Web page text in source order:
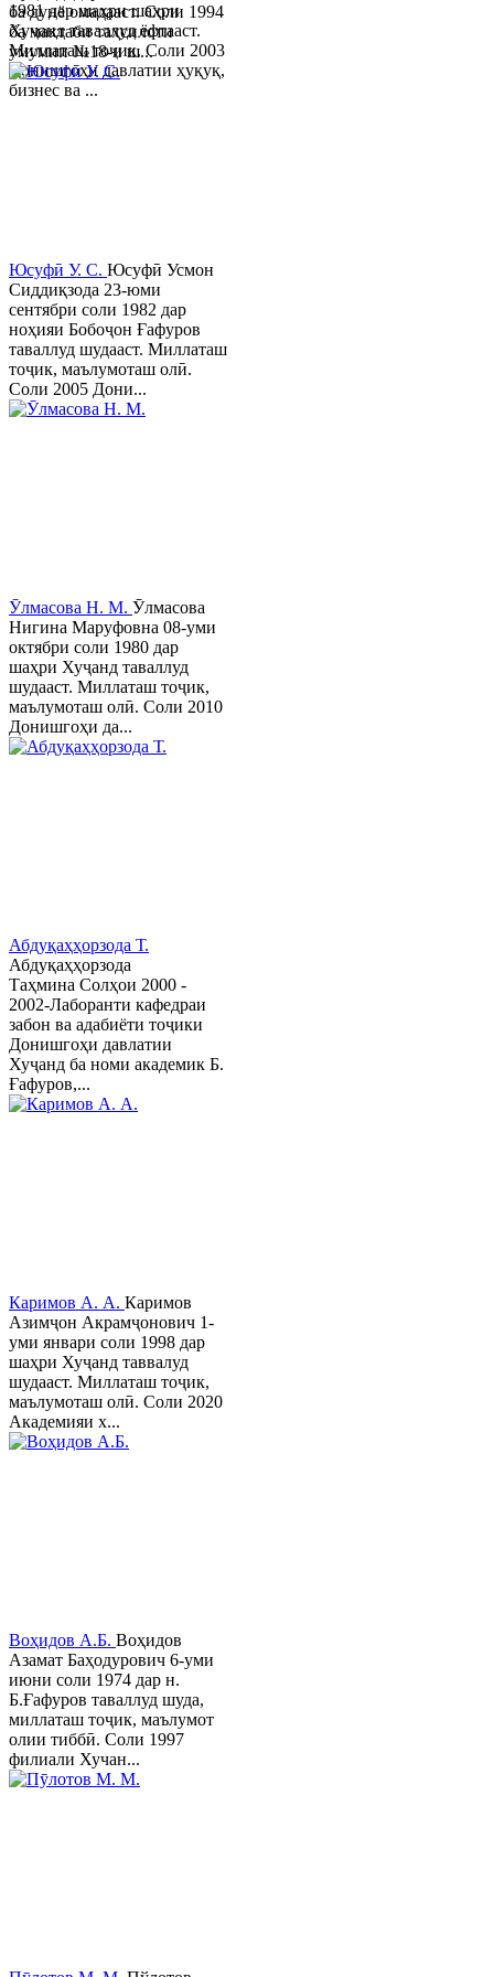
1981 дар шаҳри шаҳри
Хуҷанд таваллуд ёфтааст.
Миллаташ тоҷик. Соли 2003
Донишгоҳи давлатии ҳуқуқ,
бизнес ва ...
ба дунё омадааст. Соли 1994
ба мактаби таҳсилоти
умумии №18-и ш...
Юсуфӣ У. C. Юсуфӣ Усмон
Сиддиқзода 23-юми
сентябри соли 1982 дар
ноҳияи Бобоҷон Ғафуров
таваллуд шудааст. Миллаташ
тоҷик, маълумоташ олӣ.
Соли 2005 Дони...
Ӯлмасова Н. М. Ӯлмасова
Нигина Маруфовна 08-уми
октябри соли 1980 дар
шаҳри Хуҷанд таваллуд
шудааст. Миллаташ тоҷик,
маълумоташ олӣ. Соли 2010
Донишгоҳи да...
Абдуқаҳҳорзода Т.
Абдуқаҳҳорзода
Таҳмина Солҳои 2000 -
2002-Лаборанти кафедраи
забон ва адабиёти тоҷики
Донишгоҳи давлатии
Хуҷанд ба номи академик Б.
Ғафуров,...
Каримов А. А. Каримов
Азимҷон Акрамҷонович 1-
уми январи соли 1998 дар
шаҳри Хуҷанд таввалуд
шудааст. Миллаташ тоҷик,
маълумоташ олӣ. Соли 2020
Академияи х...
Воҳидов А.Б. Воҳидов
Азамат Баҳодурович 6-уми
июни соли 1974 дар н.
Б.Ғафуров таваллуд шуда,
миллаташ тоҷик, маълумот
олии тиббӣ. Соли 1997
филиали Хучан...